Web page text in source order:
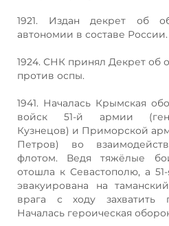
1921. Издан декрет об
автономии в составе России.
1924. СНК принял Декрет об
против оспы.
1941. Началась Крымская
войск 51-й армии
Кузнецов) и Приморской
Петров) во
флотом. Ведя тяжёлые
отошла к Севастополю, а
эвакуирована на
врага с ходу захватить
Началась героическая